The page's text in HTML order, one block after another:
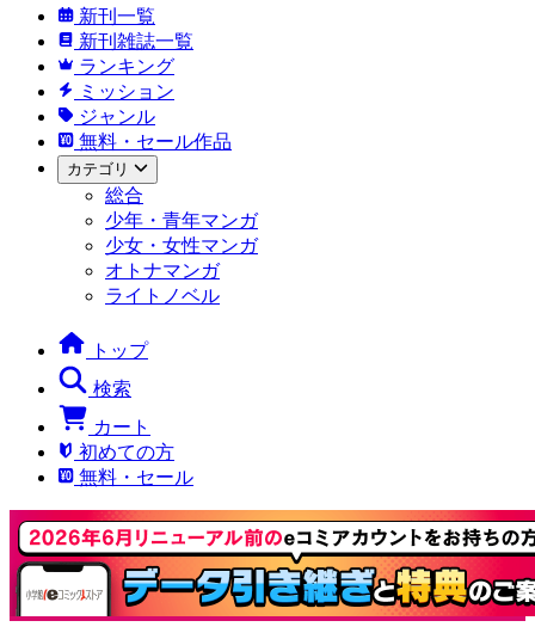
新刊一覧
新刊雑誌一覧
ランキング
ミッション
ジャンル
無料・セール作品
カテゴリ
総合
少年・青年マンガ
少女・女性マンガ
オトナマンガ
ライトノベル
トップ
検索
カート
初めての方
無料・セール